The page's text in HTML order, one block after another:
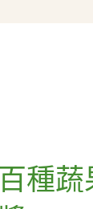
百種